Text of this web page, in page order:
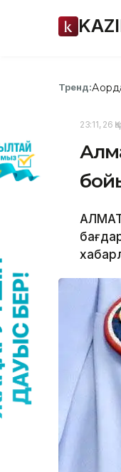
Тренд:
23:11, 26